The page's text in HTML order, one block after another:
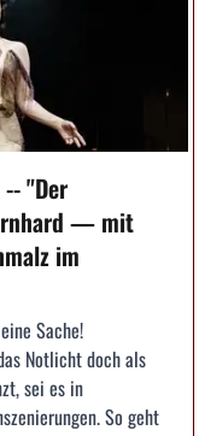
"Der
— mit
im
Sache!
Notlicht doch als
sei es in
So geht